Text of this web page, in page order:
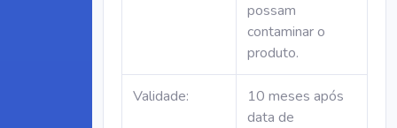
possam
contaminar o
produto.
Validade:
10 meses após
data de